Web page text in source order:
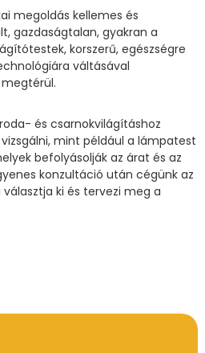
megoldás kellemes és
gazdaságtalan, gyakran a
korszerű, egészségre
váltásával
és csarnokvilágításhoz
mint például a lámpatest
befolyásolják az árat és az
konzultáció után cégünk az
ki és tervezi meg a